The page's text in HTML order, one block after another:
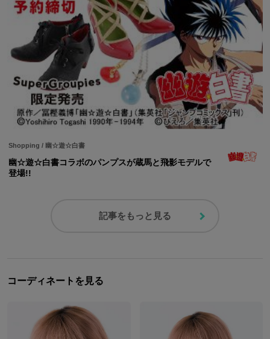
Shopping / 幽☆遊☆白書
幽☆遊☆白書コラボのパンプスが蔵馬と飛影モデルで
登場!!
記事をもっと見る
コーディネートを見る